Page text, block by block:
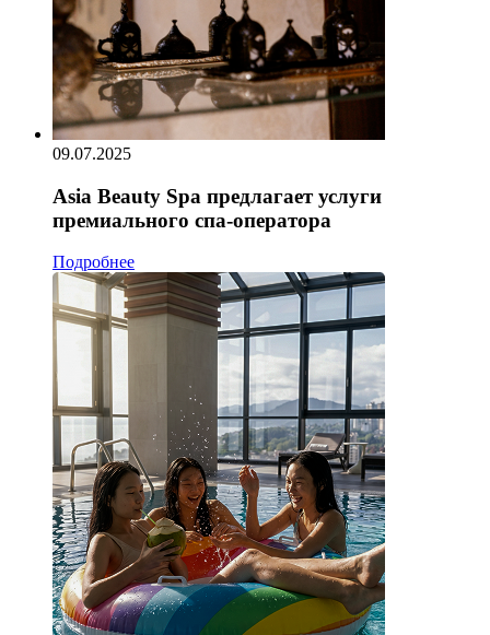
09.07.2025
Asia Beauty Spa предлагает услуги
премиального спа-оператора
Подробнее